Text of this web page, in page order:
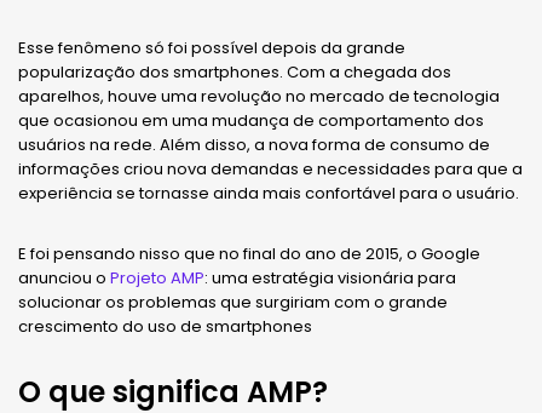
Esse fenômeno só foi possível depois da grande
popularização dos smartphones. Com a chegada dos
aparelhos, houve uma revolução no mercado de tecnologia
que ocasionou em uma mudança de comportamento dos
usuários na rede. Além disso, a nova forma de consumo de
informações criou nova demandas e necessidades para que a
experiência se tornasse ainda mais confortável para o usuário.
E foi pensando nisso que no final do ano de 2015, o Google
anunciou o Projeto AMP: uma estratégia visionária para
solucionar os problemas que surgiriam com o grande
crescimento do uso de smartphones
O que significa AMP?